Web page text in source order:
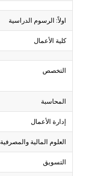
اولاً: الرسوم الدراسية
كلية الأعمال
التخصص
المحاسبة
إدارة الأعمال
العلوم المالية والمصرفية
التسويق